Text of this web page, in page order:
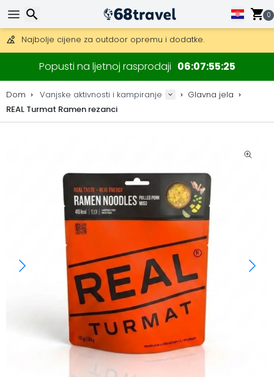
0
Mogućnost slanja DHL Expressom (dostava unutar 24 sata)
30 dana za povrat, 90 dana za drvene karte i dekoracije.
Najbolje cijene za outdoor opremu i dodatke.
Popusti na ljetnoj rasprodaji 06075525
Dom Vanjske aktivnosti i kampiranje
Glavna jela
REAL Turmat Ramen rezanci
Traži